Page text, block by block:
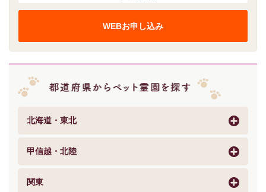
WEBお申し込み
北海道・東北
甲信越・北陸
関東